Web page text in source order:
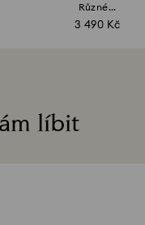
Různé...
3 490 Kč
líbit